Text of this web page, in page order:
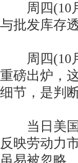
周四(10月
与批发库存
周四(10月
重磅出炉，
细节，是判
当日美国
反映劳动力